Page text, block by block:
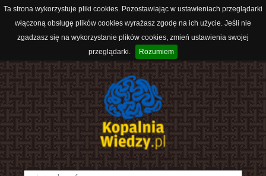
Ta strona wykorzystuje pliki cookies. Pozostawiając w ustawieniach przeglądarki
włączoną obsługę plików cookies wyrażasz zgodę na ich użycie. Jeśli nie
zgadzasz się na wykorzystanie plików cookies, zmień ustawienia swojej
przeglądarki.
Rozumiem